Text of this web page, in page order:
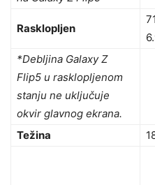
Rasklopljen
*Debljina Galaxy Z
Flip5 u rasklopljenom
stanju ne uključuje
okvir glavnog ekrana.
Težina